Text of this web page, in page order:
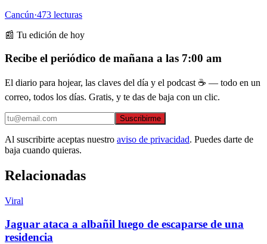
Cancún·473 lecturas
📰 Tu edición de hoy
Recibe el periódico de mañana a las 7:00 am
El diario para hojear, las claves del día y el podcast ☕ — todo en un
correo, todos los días. Gratis, y te das de baja con un clic.
Suscribirme
Al suscribirte aceptas nuestro aviso de privacidad. Puedes darte de
baja cuando quieras.
Relacionadas
Viral
Jaguar ataca a albañil luego de escaparse de una
residencia